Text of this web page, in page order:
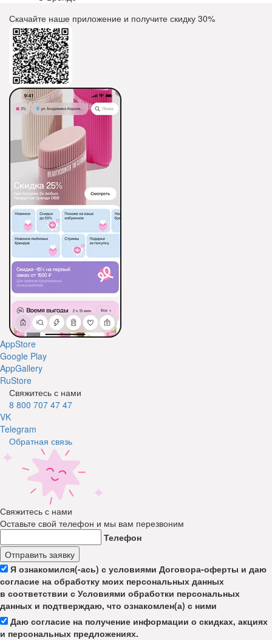
Скачайте наше приложение и получите скидку 30%
AppStore
Google Play
AppGallery
RuStore
Свяжитесь с нами
8 800 707 47 47
VK
Telegram
Обратная связь
Свяжитесь с нами
Оставьте свой телефон и мы вам перезвоним
Телефон
Отправить заявку
Я ознакомился(-ась) с условиями Договора-оферты и даю
согласие на обработку моих персональных данных
в соответствии с Условиями обработки персональных
данных и подтверждаю, что ознакомлен(а) с ними
Даю согласие на получение информации о скидках, акциях
и персональных предложениях.